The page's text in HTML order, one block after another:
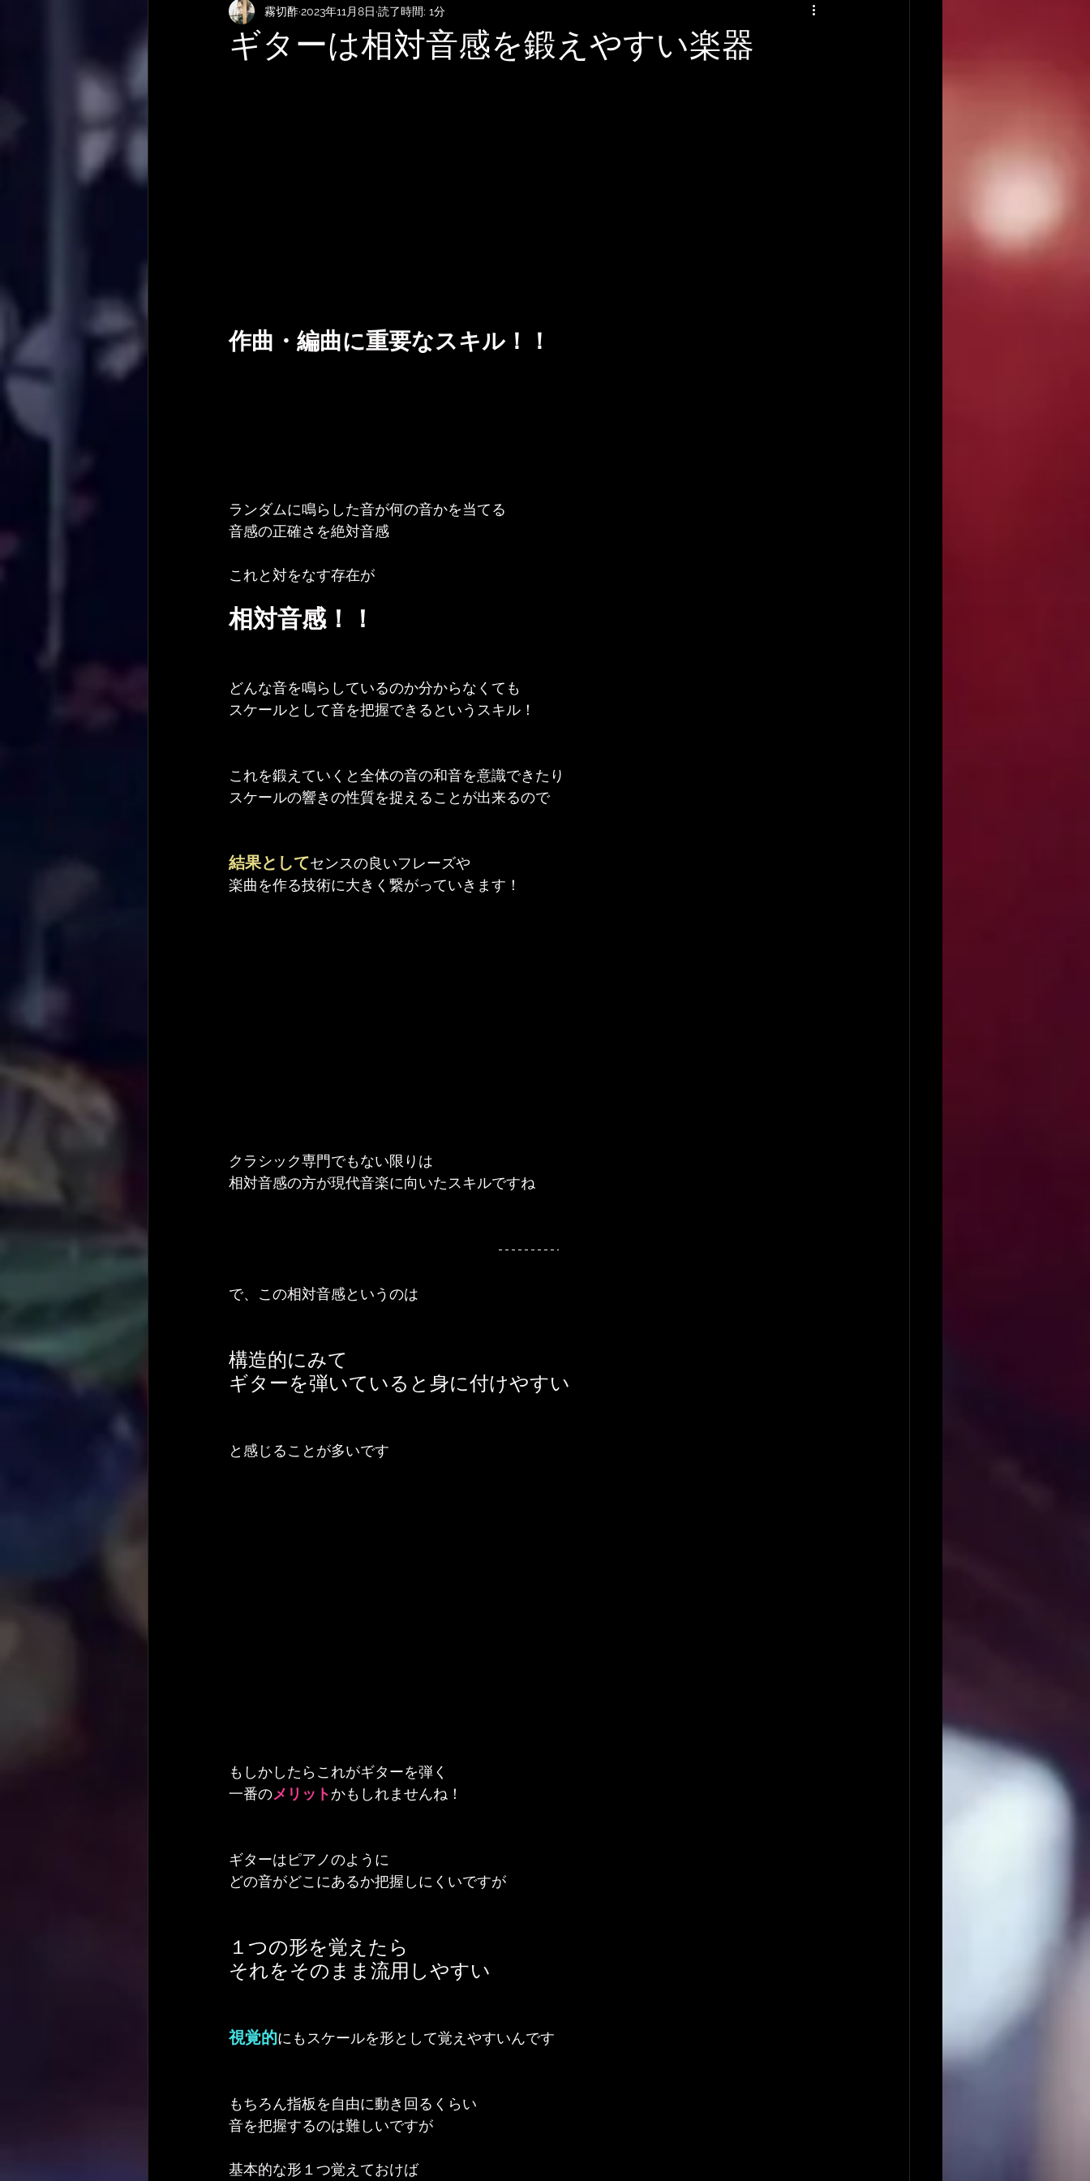
KEMPERおすすめRig・使い方 SubmitHub アーティストの逸話
ギターは相対音感を鍛えやすい楽器
霧切酢2023年11月8日 読了時間: 1分
作曲・編曲に重要なスキル！！
ランダムに鳴らした音が何の音かを当てる
音感の正確さを絶対音感
これと対をなす存在が
相対音感！！
どんな音を鳴らしているのか分からなくても
スケールとして音を把握できるというスキル！
これを鍛えていくと全体の音の和音を意識できたり
スケールの響きの性質を捉えることが出来るので
結果としてセンスの良いフレーズや
楽曲を作る技術に大きく繋がっていきます！
クラシック専門でもない限りは
相対音感の方が現代音楽に向いたスキルですね
で、この相対音感というのは
構造的にみて
ギターを弾いていると身に付けやすい
と感じることが多いです
もしかしたらこれがギターを弾く
一番のメリットかもしれませんね！
ギターはピアノのように
どの音がどこにあるか把握しにくいですが
１つの形を覚えたら
それをそのまま流用しやすい
視覚的にもスケールを形として覚えやすいんです
もちろん指板を自由に動き回るくらい
音を把握するのは難しいですが
基本的な形１つ覚えておけば